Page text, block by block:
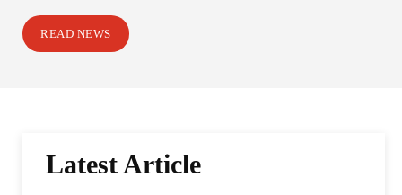
READ NEWS
Latest Article